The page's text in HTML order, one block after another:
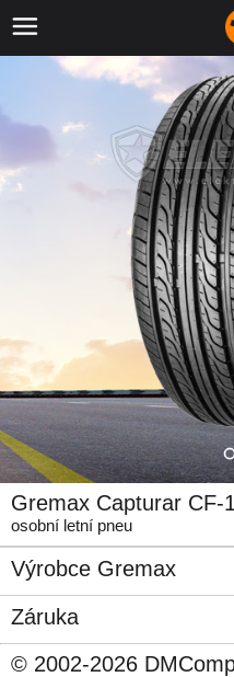
Gremax Capturar CF-1
osobní letní pneu
Výrobce Gremax
Záruka
© 2002-2026